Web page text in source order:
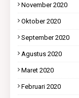
November 2020
Oktober 2020
September 2020
Agustus 2020
Maret 2020
Februari 2020